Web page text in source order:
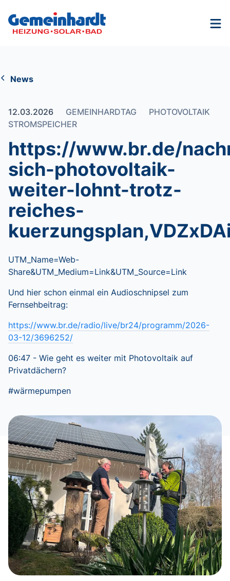
News
12.03.2026 GEMEINHARDTAG
PHOTOVOLTAIK
STROMSPEICHER
https://www.br.de/
sich-photovoltaik-
weiter-lohnt-trotz-
reiches-
UTM_Name=Web-
Share&UTM_Medium=Link&UTM_Source=Link
Und hier schon einmal ein Audioschnipsel zum
Fernsehbeitrag:
https://www.br.de/radio/live/br24/programm/2026-
03-12/3696252/
06:47 - Wie geht es weiter mit Photovoltaik auf
Privatdächern?
#wärmepumpen